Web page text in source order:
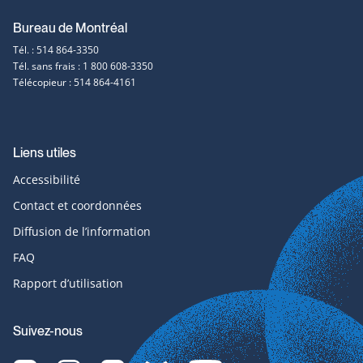
Bureau de Montréal
Tél. : 514 864-3350
Tél. sans frais : 1 800 608-3350
Télécopieur : 514 864-4161
Liens utiles
Accessibilité
Contact et coordonnées
Diffusion de l’information
FAQ
Rapport d’utilisation
Suivez-nous